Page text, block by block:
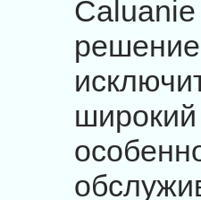
широкий